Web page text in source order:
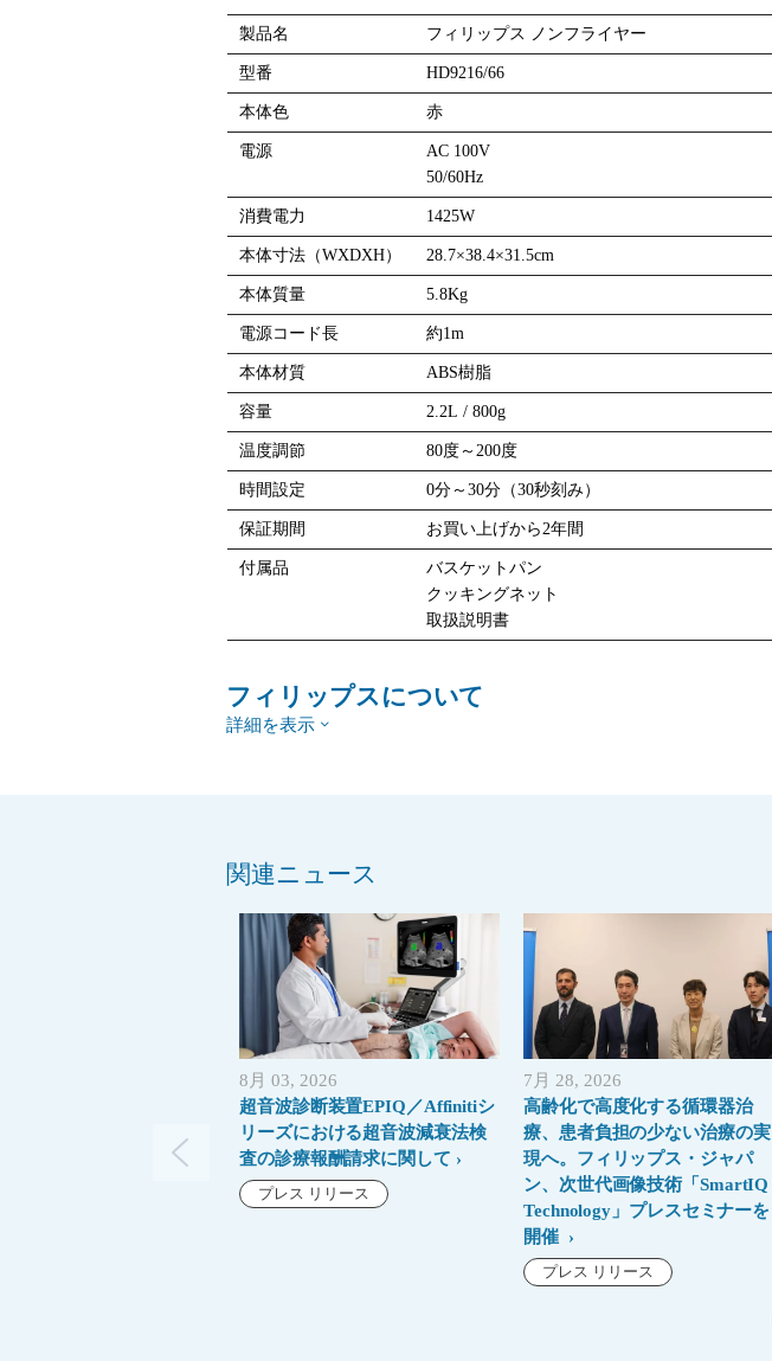
製品名 フィリップス ノンフライヤー
型番 HD9216/66
本体色 赤
電源
AC 100V
50/60Hz
消費電力 1425W
本体寸法（WXDXH） 28.7×38.4×31.5cm
本体質量 5.8Kg
電源コード長 約1m
本体材質 ABS樹脂
容量 2.2L / 800g
温度調節 80度～200度
時間設定 0分～30分（30秒刻み）
保証期間 お買い上げから2年間
付属品
バスケットパン
クッキングネット
取扱説明書
フィリップスについて
詳細を表示
関連ニュース
8月 03, 2026
超音波診断装置EPIQ／Affinitiシ
リーズにおける超音波減衰法検
査の診療報酬請求に関して
プレス リリース
7月 28, 2026
高齢化で高度化する循環器治
療、患者負担の少ない治療の実
現へ。フィリップス・ジャパ
ン、次世代画像技術「SmartIQ
Technology」プレスセミナーを
開催
プレス リリース